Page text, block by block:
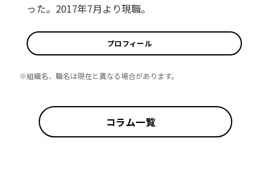
った。2017年7月より現職。
プロフィール
※組織名、職名は現在と異なる場合があります。
コラム一覧